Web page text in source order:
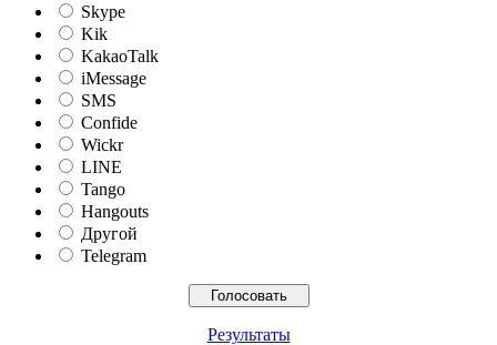
Skype
Kik
KakaoTalk
iMessage
SMS
Confide
Wickr
LINE
Tango
Hangouts
Другой
Telegram
Результаты